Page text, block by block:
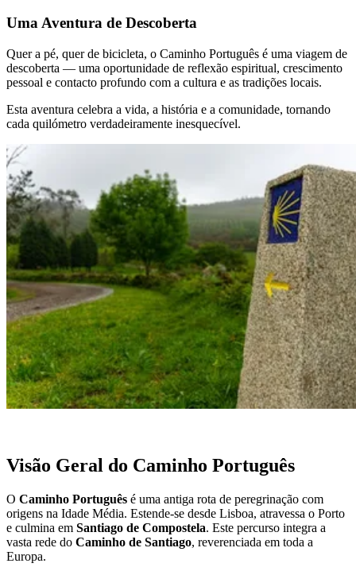
Santiago de Compostela - Caminho Francês de Bicicleta
Uma Aventura de Descoberta
Quer a pé, quer de bicicleta, o Caminho Português é uma viagem de
descoberta — uma oportunidade de reflexão espiritual, crescimento
pessoal e contacto profundo com a cultura e as tradições locais.
Esta aventura celebra a vida, a história e a comunidade, tornando
cada quilómetro verdadeiramente inesquecível.
Visão Geral do Caminho Português
O Caminho Português é uma antiga rota de peregrinação com
origens na Idade Média. Estende-se desde Lisboa, atravessa o Porto
e culmina em Santiago de Compostela. Este percurso integra a
vasta rede do Caminho de Santiago, reverenciada em toda a
Europa.